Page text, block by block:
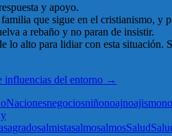
y apoyo.
que sigue en el cristianismo, y
a rebaño y no paran de insistir.
lo alto para lidiar con esta situación.
influencias del entorno →
Nacionesnegociosniñonoajnoajismo
sagradosalmistasalmosalmosSalud